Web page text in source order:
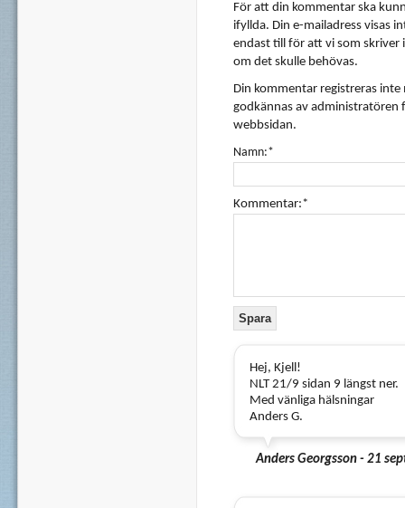
För att din kommentar ska
ifyllda. Din e-mailadress visas
endast till för att vi som skriver
om det skulle behövas.
Din kommentar registreras
godkännas av administratören
webbsidan.
Namn:*
Kommentar:*
Hej, Kjell!
NLT 21/9 sidan 9 längst ner.
Med vänliga hälsningar
Anders G.
Anders Georgsson - 21